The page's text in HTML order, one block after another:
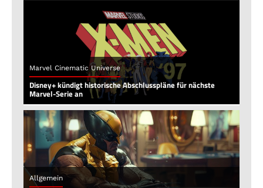
Marvel Cinematic Universe
Disney+ kündigt historische Abschlusspläne für nächste
Marvel-Serie an
Allgemein